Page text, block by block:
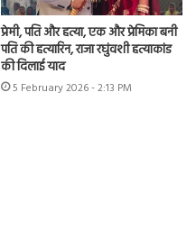
प्रेमी, पति और हत्या, एक और प्रेमिका बनी
पति की हत्यारिन, राजा रघुंवशी हत्याकांड
की दिलाई याद
5 February 2026 - 2:13 PM